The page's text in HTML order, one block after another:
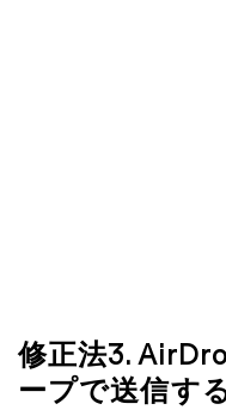
修正法3.
ープで送信す